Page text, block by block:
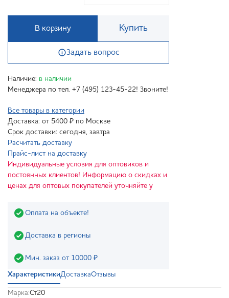
В корзину Купить
Задать вопрос
Наличие: в наличии
Менеджера по тел. +7 (495) 123-45-22! Звоните!
Все товары в категории
Доставка: от 5400 ₽ по Москве
Срок доставки: сегодня, завтра
Расчитать доставку
Прайс-лист на доставку
Индивидуальные условия для оптовиков и
постоянных клиентов! Информацию о скидках и
ценах для оптовых покупателей уточняйте у
Оплата на объекте!
Доставка в регионы
Мин. заказ от 10000 ₽
ХарактеристикиДоставкаОтзывы
Марка:Ст20